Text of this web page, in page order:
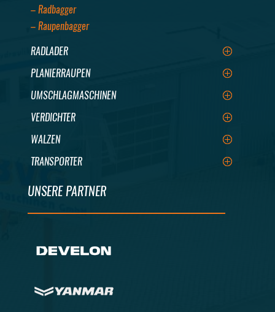
– Radbagger
– Raupenbagger
RADLADER
PLANIERRAUPEN
UMSCHLAGMASCHINEN
VERDICHTER
WALZEN
TRANSPORTER
UNSERE PARTNER